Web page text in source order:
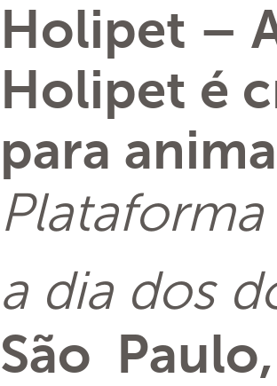
Holipet –
Holipet é
para
a dia dos
São